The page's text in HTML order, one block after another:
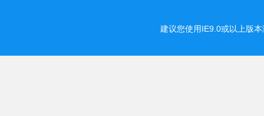
建议您使用IE9.0或以上版